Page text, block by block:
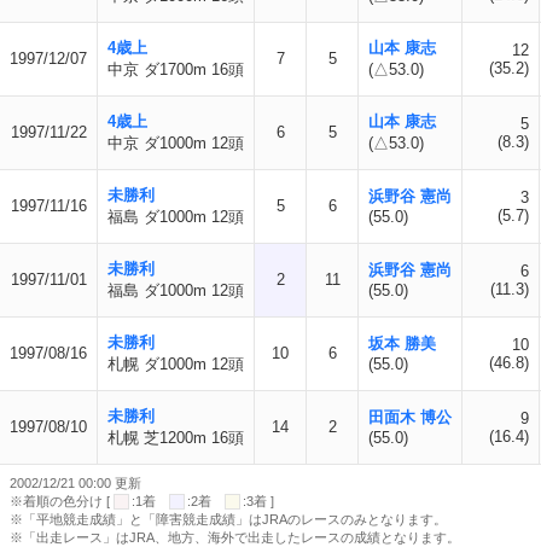
1997/12/07
4歳上
中京 ダ1700m 16頭
7 5
山本 康志
(△53.0)
12
(35.2)
1997/11/22
4歳上
中京 ダ1000m 12頭
6 5
山本 康志
(△53.0)
5
(8.3)
1997/11/16
未勝利
福島 ダ1000m 12頭
5 6
浜野谷 憲尚
(55.0)
3
(5.7)
1997/11/01
未勝利
福島 ダ1000m 12頭
2 11
浜野谷 憲尚
(55.0)
6
(11.3)
1997/08/16
未勝利
札幌 ダ1000m 12頭
10 6
坂本 勝美
(55.0)
10
(46.8)
1997/08/10
未勝利
札幌 芝1200m 16頭
14 2
田面木 博公
(55.0)
9
(16.4)
2002/12/21 00:00 更新
※着順の色分け [
:1着 :2着
:3着 ]
※「平地競走成績」と「障害競走成績」はJRAのレースのみとなります。
※「出走レース」はJRA、地方、海外で出走したレースの成績となります。